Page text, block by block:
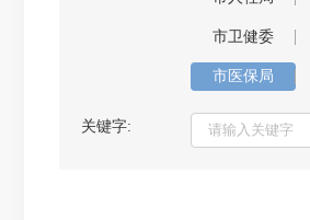
市卫健委
市医保局
关键字: